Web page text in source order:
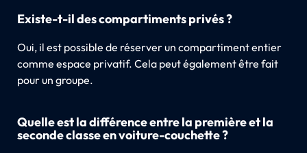
Existe-t-il des compartiments privés ?
Oui, il est possible de réserver un compartiment entier
comme espace privatif. Cela peut également être fait
pour un groupe.
Quelle est la différence entre la première et la
seconde classe en voiture-couchette ?